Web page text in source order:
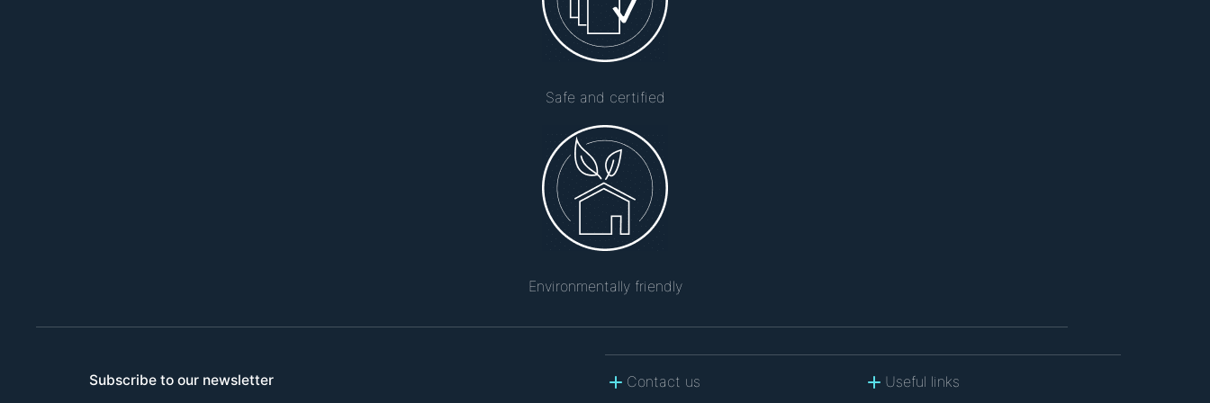
Safe and certified
Environmentally friendly
Subscribe to our newsletter Contact us Useful links